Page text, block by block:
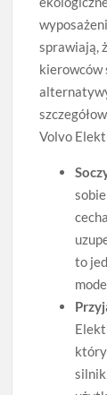
sprawiają,
kierowców
Volvo
to